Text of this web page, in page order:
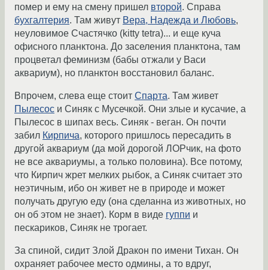
помер и ему на смену пришел второй. Справа
бухгалтерия. Там живут Вера, Надежда и Любовь,
неуловимое Счастячко (kitty tetra)... и еще куча
офисного планктона. До заселения планктона, там
процветал феминизм (бабы отжали у Васи
аквариум), но планктон восстановил баланс.
Впрочем, слева еще стоит Спарта. Там живет
Пылесос и Синяк с Мусечкой. Они злые и кусачие, а
Пылесос в шипах весь. Синяк - веган. Он почти
забил Кирпича, которого пришлось пересадить в
другой аквариум (да мой дорогой ЛОРчик, на фото
не все аквариумы, а только половина). Все потому,
что Кирпич жрет мелких рыбок, а Синяк считает это
неэтичным, ибо он живет не в природе и может
получать другую еду (она сделанна из животных, но
он об этом не знает). Корм в виде гуппи и
пескариков, Синяк не трогает.
За спиной, сидит Злой Дракон по имени Тихан. Он
охраняет рабочее место одмины, а то вдруг,